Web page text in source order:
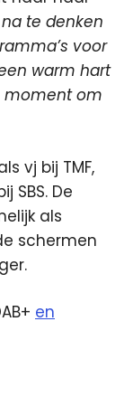
te denken
voor
warm hart
moment om
vj bij TMF,
SBS. De
als
schermen
en